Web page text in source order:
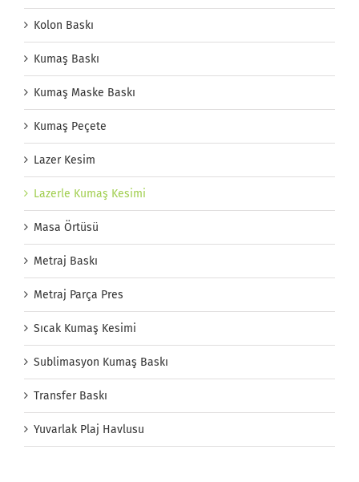
Kolon Baskı
Kumaş Baskı
Kumaş Maske Baskı
Kumaş Peçete
Lazer Kesim
Lazerle Kumaş Kesimi
Masa Örtüsü
Metraj Baskı
Metraj Parça Pres
Sıcak Kumaş Kesimi
Sublimasyon Kumaş Baskı
Transfer Baskı
Yuvarlak Plaj Havlusu